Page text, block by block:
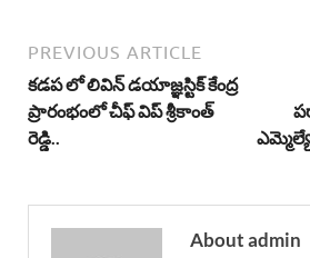
PREVIOUS ARTICLE
కడప లో లివిన్ డయాజ్ఞస్టిక్ కేంద్ర
ప్రారంభంలో చీఫ్ విప్ శ్రీకాంత్
రెడ్డి..
About admin